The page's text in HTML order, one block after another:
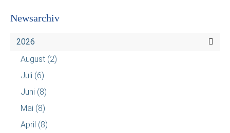
Newsarchiv
2026
August (2)
Juli (6)
Juni (8)
Mai (8)
April (8)